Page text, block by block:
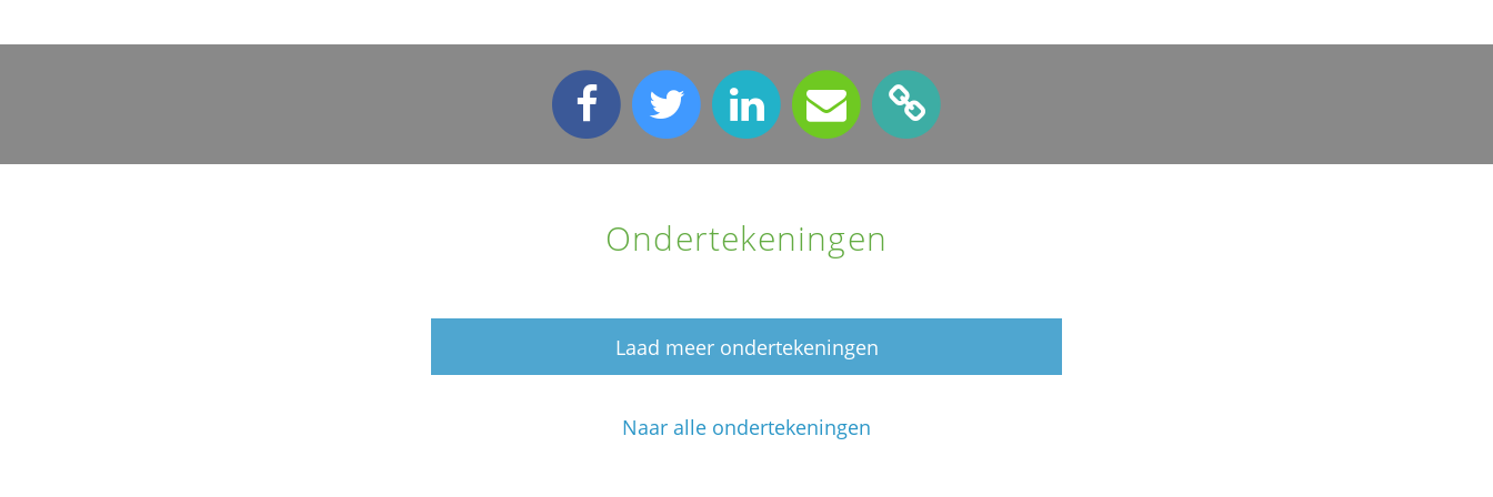
Ondertekeningen
Laad meer ondertekeningen
Naar alle ondertekeningen